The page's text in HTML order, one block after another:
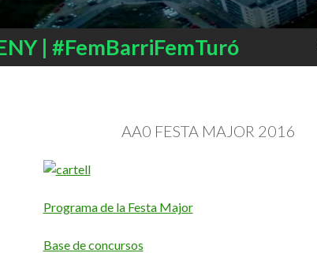
| #FemBarriFemTuró
AA0 FESTA MAJOR 2016
Programa de la Festa Major
Base de concursos